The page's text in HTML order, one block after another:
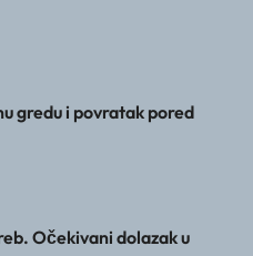
gredu i povratak pored
Očekivani dolazak u